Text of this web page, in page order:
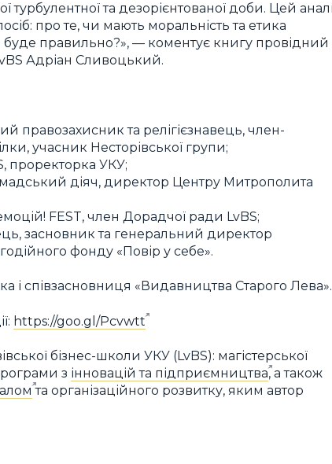
та дезорієнтованої доби. Цей
про те, чи мають моральність та етика
правильно?», — коментує книгу провідний
Адріан Сливоцький.
правозахисник та релігієзнавець, член-
учасник Несторівської групи;
проректорка УКУ;
діяч, директор Центру Митрополита
FEST, член Дорадчої ради LvBS;
засновник та генеральний директор
фонду «Повір у себе».
і співзасновниця «Видавництва Старого Лева».
https://goo.gl/Pcvwtt
бізнес-школи УКУ (LvBS): магістерської
з інновацій та підприємництва, а також
та організаційного розвитку, яким автор